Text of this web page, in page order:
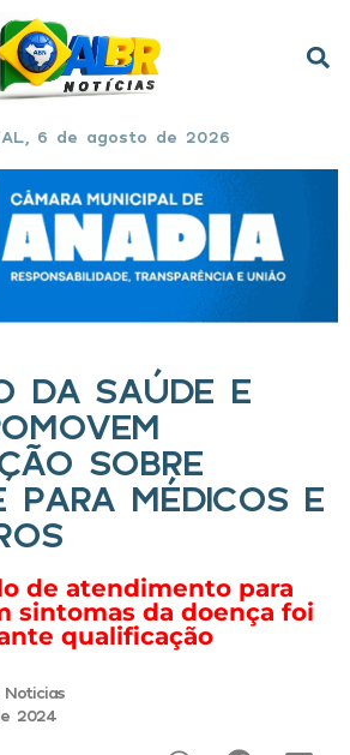
AL, 6 de agosto de 2026
DA SAÚDE E
SOBRE
PARA MÉDICOS E
de atendimento para
sintomas da doença foi
qualificação
2024